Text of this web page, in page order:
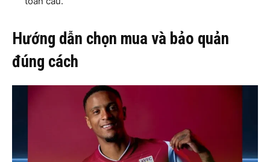
Hướng dẫn chọn mua và bảo quản
đúng cách